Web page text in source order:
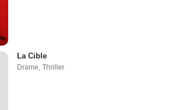
La Cible
Drame ,Thriller